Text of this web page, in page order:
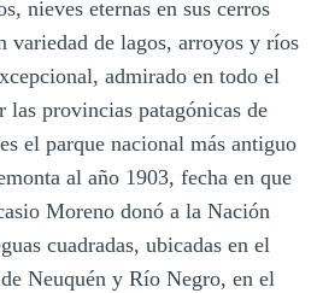
nieves eternas en sus cerros
variedad de lagos, arroyos y ríos
admirado en todo el
provincias patagónicas de
el parque nacional más antiguo
al año 1903, fecha en que
Moreno donó a la Nación
cuadradas, ubicadas en el
Neuquén y Río Negro, en el